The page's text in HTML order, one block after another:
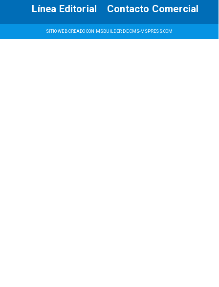
SITIO WEB CREADO CON MSBUILDER DE CMS-MSPRESS.COM
Contacto Comercial
Línea Editorial